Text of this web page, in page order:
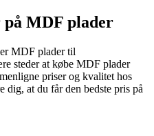
på MDF plader
MDF plader til
steder at købe MDF plader
priser og kvalitet hos
dig, at du får den bedste pris på